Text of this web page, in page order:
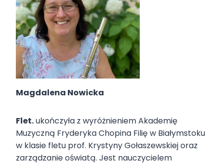
Magdalena Nowicka
Flet.ukończyła z wyróżnieniem Akademię
Muzyczną Fryderyka Chopina Filię w Białymstoku
w klasie fletu prof. Krystyny Gołaszewskiej oraz
zarządzanie oświatą. Jest nauczycielem